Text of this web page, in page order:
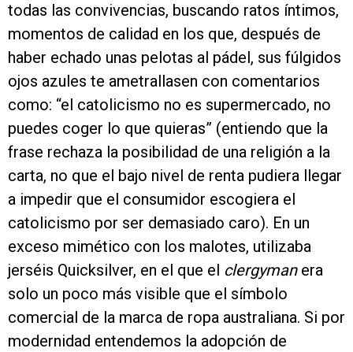
todas las convivencias, buscando ratos íntimos,
momentos de calidad en los que, después de
haber echado unas pelotas al pádel, sus fúlgidos
ojos azules te ametrallasen con comentarios
como: “el catolicismo no es supermercado, no
puedes coger lo que quieras” (entiendo que la
frase rechaza la posibilidad de una religión a la
carta, no que el bajo nivel de renta pudiera llegar
a impedir que el consumidor escogiera el
catolicismo por ser demasiado caro). En un
exceso mimético con los malotes, utilizaba
jerséis Quicksilver, en el que el clergymanera
solo un poco más visible que el símbolo
comercial de la marca de ropa australiana. Si por
modernidad entendemos la adopción de